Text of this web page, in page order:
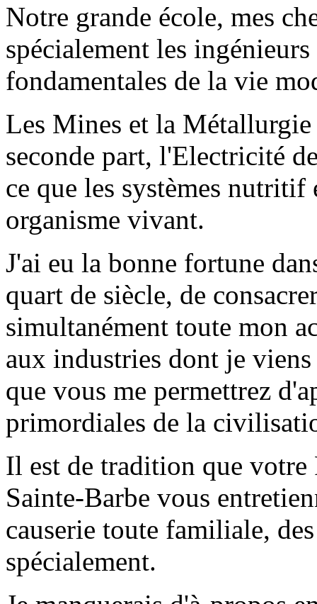
Notre grande école, mes
spécialement les
fondamentales de la vie
Les Mines et la
seconde part, l'Electricité
ce que les systèmes
organisme vivant.
J'ai eu la bonne fortune
quart de siècle, de
simultanément toute mon
aux industries dont je
que vous me permettrez
primordiales de la
Il est de tradition que votre
Sainte-Barbe vous
causerie toute familiale,
spécialement.